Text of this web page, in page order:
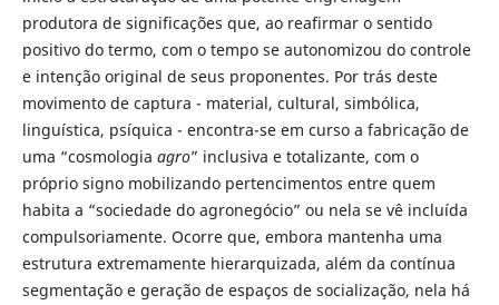
produtora de significações que, ao reafirmar o sentido
positivo do termo, com o tempo se autonomizou do controle
e intenção original de seus proponentes. Por trás deste
movimento de captura - material, cultural, simbólica,
linguística, psíquica - encontra-se em curso a fabricação de
uma “cosmologia agro” inclusiva e totalizante, com o
próprio signo mobilizando pertenci­mentos entre quem
habita a “sociedade do agronegócio” ou nela se vê incluída
compulsoriamente. Ocorre que, embora mantenha uma
estrutura extremamente hierarquizada, além da contínua
segmentação e geração de espaços de socialização, nela há